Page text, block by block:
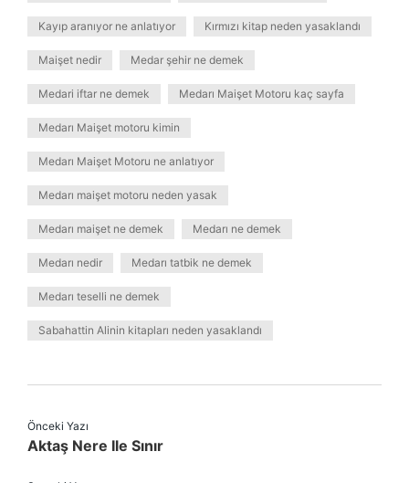
Kayıp aranıyor ne anlatıyor Kırmızı kitap neden yasaklandı
Maişet nedir Medar şehir ne demek
Medari iftar ne demek Medarı Maişet Motoru kaç sayfa
Medarı Maişet motoru kimin
Medarı Maişet Motoru ne anlatıyor
Medarı maişet motoru neden yasak
Medarı maişet ne demek Medarı ne demek
Medarı nedir Medarı tatbik ne demek
Medarı teselli ne demek
Sabahattin Alinin kitapları neden yasaklandı
Önceki Yazı
Aktaş Nere Ile Sınır